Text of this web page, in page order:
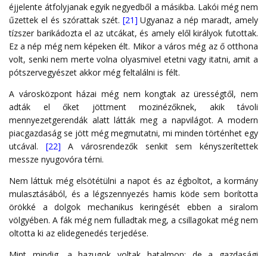
éjjelente átfolyjanak egyik negyedből a másikba. Lakói még nem
űzettek el és szórattak szét. [21] Ugyanaz a nép maradt, amely
tízszer barikádozta el az utcákat, és amely elől királyok futottak.
Ez a nép még nem képeken élt. Mikor a város még az ő otthona
volt, senki nem merte volna olyasmivel etetni vagy itatni, amit a
pótszervegyészet akkor még feltalálni is félt.
A városközpont házai még nem kongtak az ürességtől, nem
adták el őket jöttment mozinézőknek, akik távoli
mennyezetgerendák alatt látták meg a napvilágot. A modern
piacgazdaság se jött még megmutatni, mi minden történhet egy
utcával. [22] A városrendezők senkit sem kényszerítettek
messze nyugovóra térni.
Nem láttuk még elsötétülni a napot és az égboltot, a kormány
mulasztásából, és a légszennyezés hamis köde sem borította
örökké a dolgok mechanikus keringését ebben a siralom
völgyében. A fák még nem fulladtak meg, a csillagokat még nem
oltotta ki az elidegenedés terjedése.